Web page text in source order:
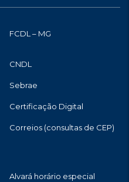
FCDL – MG
CNDL
Sebrae
Certificação Digital
Correios (consultas de CEP)
Alvará horário especial